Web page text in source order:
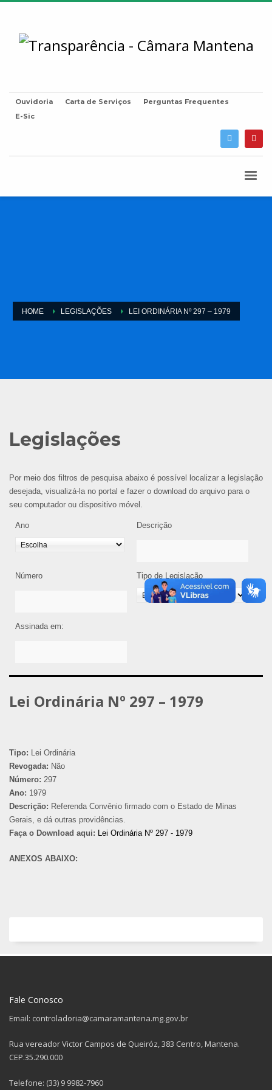
Ouvidoria Carta de Serviços
Perguntas Frequentes
E-Sic
HOME LEGISLAÇÕES LEI ORDINÁRIA Nº 297 – 1979
Legislações
Por meio dos filtros de pesquisa abaixo é possível localizar a legislação
desejada, visualizá-la no portal e fazer o download do arquivo para o
seu computador ou dispositivo móvel.
Ano Descrição
Número Tipo de Legislação
Assinada em:
Lei Ordinária Nº 297 – 1979
Tipo: Lei Ordinária
Revogada: Não
Número: 297
Ano: 1979
Descrição: Referenda Convênio firmado com o Estado de Minas
Gerais, e dá outras providências.
Faça o Download aqui: Lei Ordinária Nº 297 - 1979
ANEXOS ABAIXO:
Fale Conosco
Email: controladoria@camaramantena.mg.gov.br
Rua vereador Victor Campos de Queiróz, 383 Centro, Mantena.
CEP.35.290.000
Telefone: (33) 9 9982-7960